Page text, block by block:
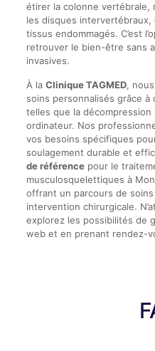
étirer la colonne vertébrale,
les disques
tissus endommagés. C’est
retrouver le bien-être sans
invasives.
À la Clinique TAGMED,
soins personnalisés grâce
telles que la
ordinateur. Nos
vos besoins spécifiques
soulagement durable et
de référencepour le
musculosquelettiques à
offrant un parcours de soins
intervention chirurgicale.
explorez les possibilités de
web et en prenant rendez-